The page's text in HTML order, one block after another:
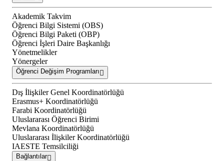
Akademik Takvim
Öğrenci Bilgi Sistemi (OBS)
Öğrenci Bilgi Paketi (OBP)
Öğrenci İşleri Daire Başkanlığı
Yönetmelikler
Yönergeler
Öğrenci Değişim Programları
Dış İlişkiler Genel Koordinatörlüğü
Erasmus+ Koordinatörlüğü
Farabi Koordinatörlüğü
Uluslararası Öğrenci Birimi
Mevlana Koordinatörlüğü
Uluslararası İlişkiler Koordinatörlüğü
IAESTE Temsilciliği
Bağlantılar